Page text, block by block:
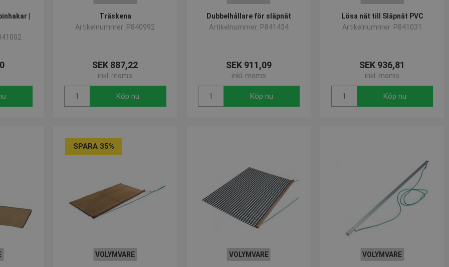
|
Träskena
Artikelnummer: P840992
SEK 887,22
inkl. moms
Köp nu
Dubbelhållare för släpnät
Artikelnummer: P841434
SEK 911,09
inkl. moms
Köp nu
Lösa nät till Släpnät PVC
Artikelnummer: P841031
SEK 936,81
inkl. moms
Köp nu
VOLYMVARE
SPARA 35%
VOLYMVARE VOLYMVARE